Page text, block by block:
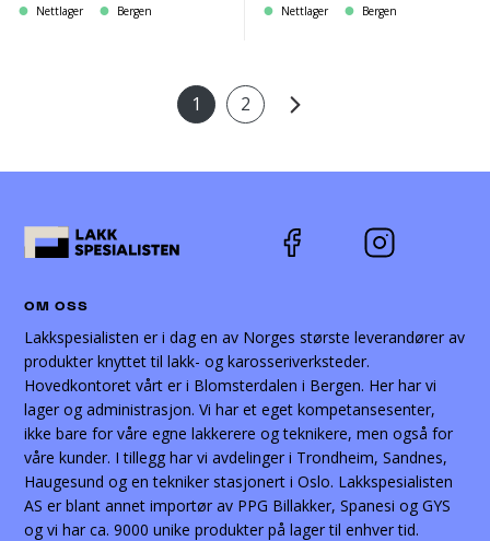
Nettlager Bergen Nettlager Bergen
1 2
OM OSS
Lakkspesialisten er i dag en av Norges største leverandører av
produkter knyttet til lakk- og karosseriverksteder.
Hovedkontoret vårt er i Blomsterdalen i Bergen. Her har vi
lager og administrasjon. Vi har et eget kompetansesenter,
ikke bare for våre egne lakkerere og teknikere, men også for
våre kunder. I tillegg har vi avdelinger i Trondheim, Sandnes,
Haugesund og en tekniker stasjonert i Oslo. Lakkspesialisten
AS er blant annet importør av PPG Billakker, Spanesi og GYS
og vi har ca. 9000 unike produkter på lager til enhver tid.